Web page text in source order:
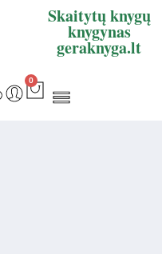
Skaitytų knygų
knygynas
geraknyga.lt
0